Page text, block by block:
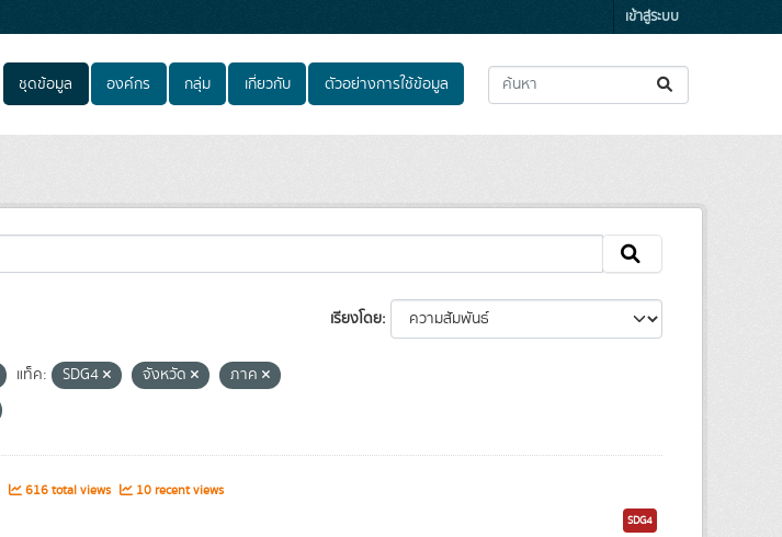
เข้าสู่ระบบ
ชุดข้อมูล องค์กร กลุ่ม เกี่ยวกับ ตัวอย่างการใช้ข้อมูล
เรียงโดย
แท็ค: SDG4 จังหวัด
ภาค
616 total views 10 recent views
SDG4